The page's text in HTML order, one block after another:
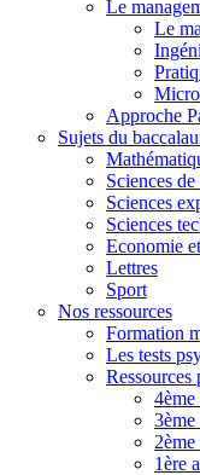
Le
Le
Approche
Sujets du
Sciences
Sciences
Sciences
Economie
Lettres
Sport
Nos ressources
Formation
Les tests
Ressources
4ème
3ème
2ème
1ère